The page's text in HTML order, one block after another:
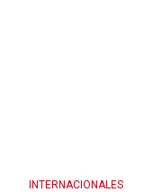
INTERNACIONALES